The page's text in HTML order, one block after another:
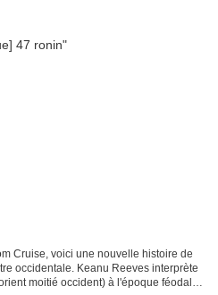
Cruise, voici une nouvelle histoire de
occidentale. Keanu Reeves interprète
moitié occident) à l'époque féodale